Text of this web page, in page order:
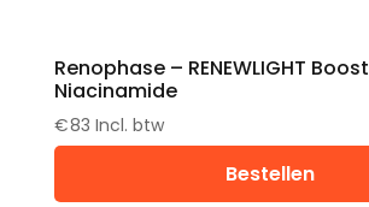
Renophase – RENEWLIGHT Boost
Niacinamide
€83 Incl. btw
Bestellen